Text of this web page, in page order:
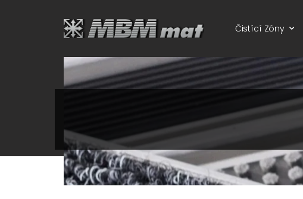
Čistící Zóny